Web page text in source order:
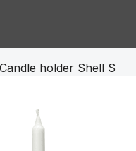
Candle holder Shell S